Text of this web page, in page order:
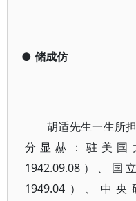
● 储成仿
胡适先生一生所
分显赫：驻美国
1942.09.08）、国
1949.04）、中